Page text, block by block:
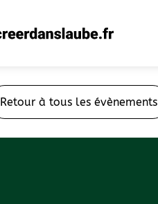
Retour à tous les évènements